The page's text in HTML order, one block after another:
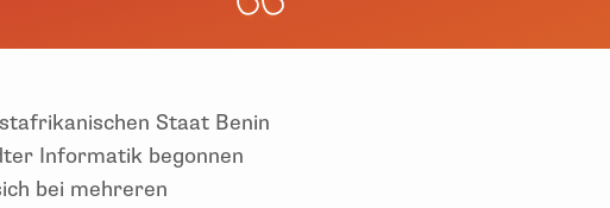
Staat Benin
Informatik begonnen
bei mehreren